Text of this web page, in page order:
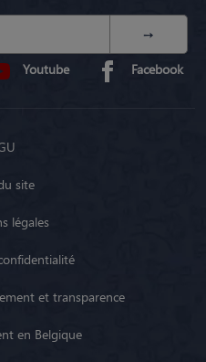
Youtube Facebook
site
légales
et transparence
en Belgique